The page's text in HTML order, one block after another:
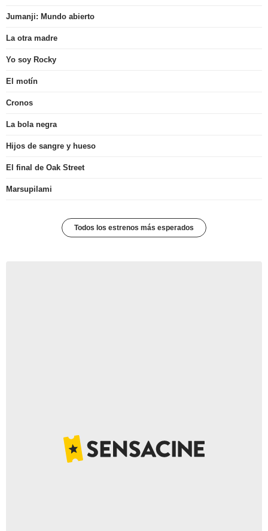
Jumanji: Mundo abierto
La otra madre
Yo soy Rocky
El motín
Cronos
La bola negra
Hijos de sangre y hueso
El final de Oak Street
Marsupilami
Todos los estrenos más esperados